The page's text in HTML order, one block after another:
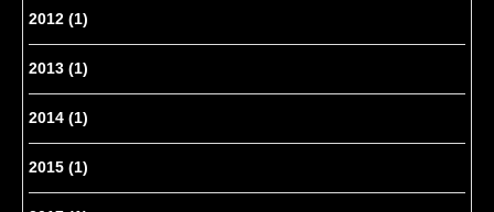
2012 (1)
2013 (1)
2014 (1)
2015 (1)